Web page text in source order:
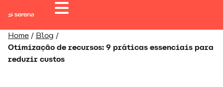
Home / Blog /
Otimização de recursos: 9 práticas essenciais para
reduzir custos